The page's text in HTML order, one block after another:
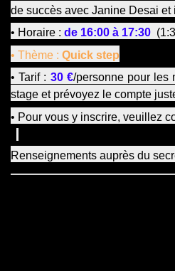
de succès avec Janine Desai et
• Horaire : de 16:00 à 17:30
• Thème : Quick step
• Tarif : 30€/personne pour les
stage et prévoyez le compte
• Pour vous y inscrire, veuillez
Renseignements auprès du